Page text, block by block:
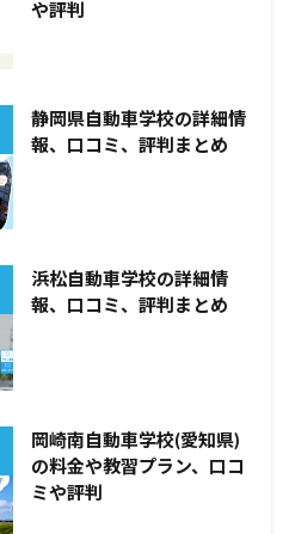
や評判
静岡県自動車学校の詳細情
報、口コミ、評判まとめ
浜松自動車学校の詳細情
報、口コミ、評判まとめ
岡崎南自動車学校(愛知県)
の料金や教習プラン、口コ
ミや評判